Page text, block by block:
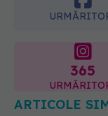
365
ARTICOLE